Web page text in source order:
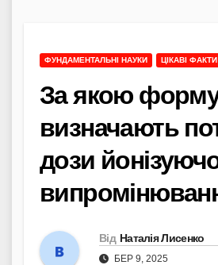
ФУНДАМЕНТАЛЬНІ НАУКИ ЦІКАВІ ФАКТИ
За якою
визначають
дози
Від Наталія Лисенко
БЕР 9, 2025